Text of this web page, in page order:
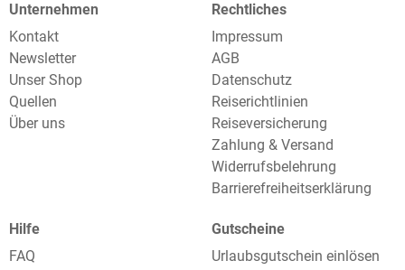
Unternehmen
Kontakt
Newsletter
Unser Shop
Quellen
Über uns
Rechtliches
Impressum
AGB
Datenschutz
Reiserichtlinien
Reiseversicherung
Zahlung & Versand
Widerrufsbelehrung
Barrierefreiheitserklärung
Hilfe
FAQ
Gutscheine
Urlaubsgutschein einlösen